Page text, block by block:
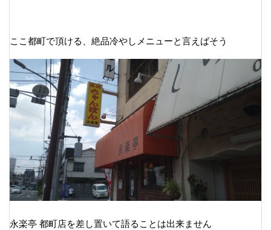
ここ都町で頂ける、絶品冷やしメニューと言えばそう
永楽亭 都町店を差し置いて語ることは出来ません